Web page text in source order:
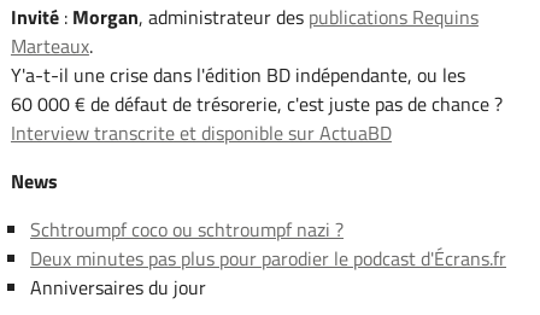
Invité: Morgan, administrateur des publications Requins
Marteaux.
Y'a-t-il une crise dans l'édition BD indépendante, ou les
60 000 € de défaut de trésorerie, c'est juste pas de chance ?
Interview transcrite et disponible sur ActuaBD
News
Schtroumpf coco ou schtroumpf nazi ?
Deux minutes pas plus pour parodier le podcast d'Écrans.fr
Anniversaires du jour